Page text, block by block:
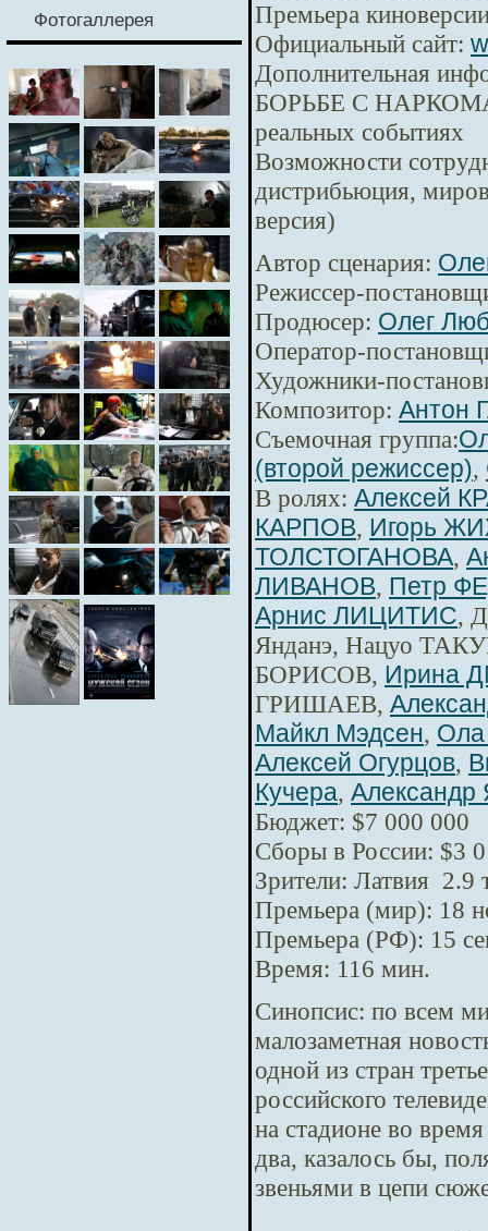
Фотогаллерея
Премьера
Официальный сайт:
Дополнительная
БОРЬБЕ С
реальных событиях
Возможности
дистрибьюция,
версия)
Автор сценария:
Режиссер-
Продюсер: Олег
Оператор-
Художники-
Композитор: Антон
Съемочная группа:
(второй режиссер),
В ролях: Алексей
КАРПОВ, Игорь
ТОЛСТОГАНОВА,
ЛИВАНОВ, Петр
Арнис ЛИЦИТИС,
Янданэ, Нацуо
БОРИСОВ, Ирина
ГРИШАЕВ,
Майкл Мэдсен, Ола
Алексей Огурцов,
Кучера, Александр
Бюджет: $7 000 000
Сборы в России: $3
Зрители: Латвия 2.9
Премьера (мир): 18
Премьера (РФ): 15
Время: 116 мин.
Синопсис: по всем
малозаметная
одной из стран
российского
на стадионе во
два, казалось бы,
звеньями в цепи